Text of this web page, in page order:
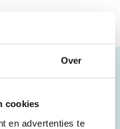
Over
cookies
en advertenties te